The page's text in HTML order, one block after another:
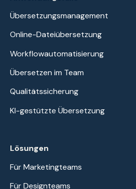
Übersetzungsmanagement
Online-Dateiübersetzung
Workflowautomatisierung
Übersetzen im Team
Qualitätssicherung
KI-gestützte Übersetzung
Lösungen
Für Marketingteams
Für Designteams